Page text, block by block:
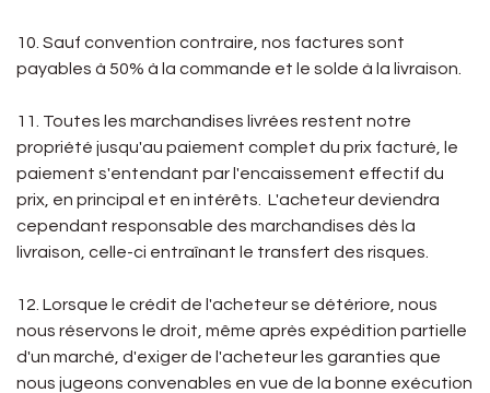
10. Sauf convention contraire, nos factures sont
payables à 50% à la commande et le solde à la livraison.
11. Toutes les marchandises livrées restent notre
propriété jusqu'au paiement complet du prix facturé, le
paiement s'entendant par l'encaissement effectif du
prix, en principal et en intérêts. L'acheteur deviendra
cependant responsable des marchandises dès la
livraison, celle-ci entraînant le transfert des risques.
12. Lorsque le crédit de l'acheteur se détériore, nous
nous réservons le droit, même après expédition partielle
d'un marché, d'exiger de l'acheteur les garanties que
nous jugeons convenables en vue de la bonne exécution